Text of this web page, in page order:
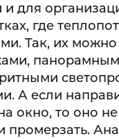
и для
где
Так, их
А если
окно, то оно
промерзать.